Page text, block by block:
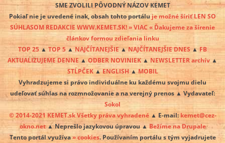
SME ZVOLILI PÔVODNÝ NÁZOV KEMET
Pokiaľ nie je uvedené inak, obsah tohto portálu je možné šíriť LEN SO
SÚHLASOM REDAKCIE WWW.KEMET.SK! » VIAC « Ďakujeme za šírenie
článkov formou zdieľania linku
TOP 25 ▲ TOP 5▲NAJČÍTANEJŠIE▲NAJČÍTANEJŠIE DNES ▲FB
AKTUALIZUJEME DENNE▲ODBER NOVINIEK▲ NEWSLETTER archív ▲
STĹPČEK▲ENGLISH▲MOBIL
Vyhradzujeme si právo individuálne ku každému svojmu dielu
udeľovať súhlas na rozmnožovanie a na verejný prenos ▲ Vydavateľ:
Sokol
© 2014-2021 KEMET.sk Všetky práva vyhradené▲ E-mail: kemet@cez-
okno.net▲ Neprešlo jazykovou úpravou ▲ Bežíme na Drupale
Tento portál využíva» cookies. Používaním portálu s tým vyjadrujete